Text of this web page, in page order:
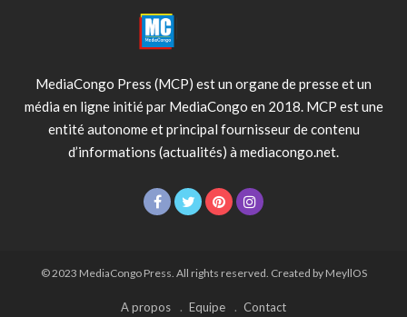
MediaCongo Press (MCP) est un organe de presse et un
média en ligne initié par MediaCongo en 2018. MCP est une
entité autonome et principal fournisseur de contenu
d’informations (actualités) à mediacongo.net.
© 2023 MediaCongo Press. All rights reserved. Created by MeyllOS
A propos Equipe Contact